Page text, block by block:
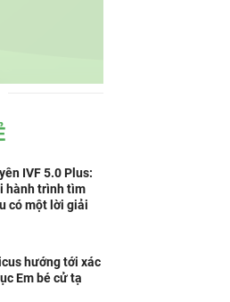
IVF 5.0 Plus:
hành trình tìm
có một lời giải
hướng tới xác
Em bé cử tạ